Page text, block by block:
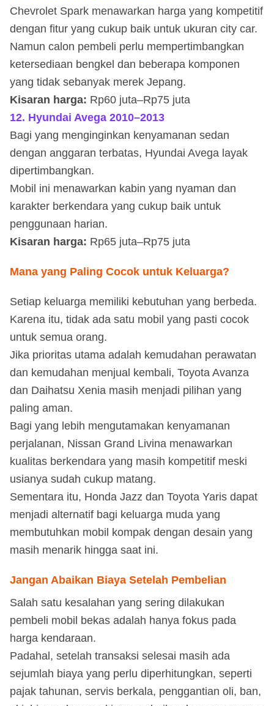
Chevrolet Spark menawarkan harga yang kompetitif
dengan fitur yang cukup baik untuk ukuran city car.
Namun calon pembeli perlu mempertimbangkan
ketersediaan bengkel dan beberapa komponen
yang tidak sebanyak merek Jepang.
Kisaran harga: Rp60 juta–Rp75 juta
12. Hyundai Avega 2010–2013
Bagi yang menginginkan kenyamanan sedan
dengan anggaran terbatas, Hyundai Avega layak
dipertimbangkan.
Mobil ini menawarkan kabin yang nyaman dan
karakter berkendara yang cukup baik untuk
penggunaan harian.
Kisaran harga: Rp65 juta–Rp75 juta
Mana yang Paling Cocok untuk Keluarga?
Setiap keluarga memiliki kebutuhan yang berbeda.
Karena itu, tidak ada satu mobil yang pasti cocok
untuk semua orang.
Jika prioritas utama adalah kemudahan perawatan
dan kemudahan menjual kembali, Toyota Avanza
dan Daihatsu Xenia masih menjadi pilihan yang
paling aman.
Bagi yang lebih mengutamakan kenyamanan
perjalanan, Nissan Grand Livina menawarkan
kualitas berkendara yang masih kompetitif meski
usianya sudah cukup matang.
Sementara itu, Honda Jazz dan Toyota Yaris dapat
menjadi alternatif bagi keluarga muda yang
membutuhkan mobil kompak dengan desain yang
masih menarik hingga saat ini.
Jangan Abaikan Biaya Setelah Pembelian
Salah satu kesalahan yang sering dilakukan
pembeli mobil bekas adalah hanya fokus pada
harga kendaraan.
Padahal, setelah transaksi selesai masih ada
sejumlah biaya yang perlu diperhitungkan, seperti
pajak tahunan, servis berkala, penggantian oli, ban,